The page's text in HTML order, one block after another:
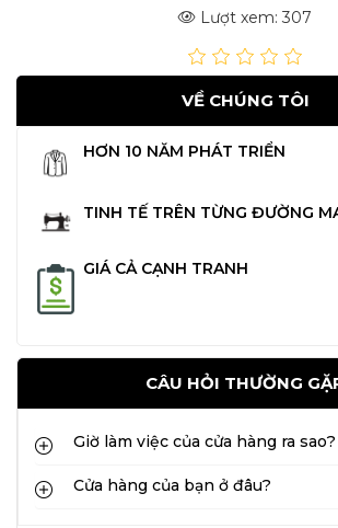
Lượt xem: 307
VỀ CHÚNG TÔI
HƠN 10 NĂM PHÁT TRIỂN
TINH TẾ TRÊN TỪNG ĐƯỜNG
GIÁ CẢ CẠNH TRANH
CÂU HỎI THƯỜNG
Giờ làm việc của cửa hàng ra sao?
Cửa hàng của bạn ở đâu?